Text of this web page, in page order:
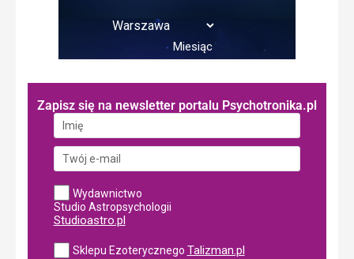
Miesiąc
Zapisz się na newsletter portalu Psychotronika.pl
Wydawnictwo
Studio Astropsychologii
Studioastro.pl
Sklepu Ezoterycznego Talizman.pl